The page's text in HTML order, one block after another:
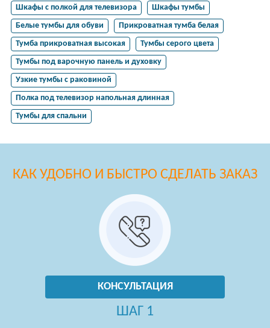
Шкафы с полкой для телевизора
Шкафы тумбы
Белые тумбы для обуви
Прикроватная тумба белая
Тумба прикроватная высокая
Тумбы серого цвета
Тумбы под варочную панель и духовку
Узкие тумбы с раковиной
Полка под телевизор напольная длинная
Тумбы для спальни
КАК УДОБНО И БЫСТРО СДЕЛАТЬ ЗАКАЗ
КОНСУЛЬТАЦИЯ
ШАГ 1